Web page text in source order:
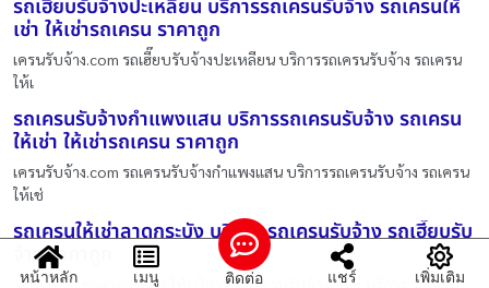
รถเฮี๊ยบรับจ้างปะเหลียน บริการรถเครนรับจ้าง รถเครนให้
เช่า ให้เช่ารถเครน ราคาถูก
เครนรับจ้าง.com รถเฮี๊ยบรับจ้างปะเหลียน บริการรถเครนรับจ้าง รถเครน
ให้เ
รถเครนรับจ้างกำแพงแสน บริการรถเครนรับจ้าง รถเครน
ให้เช่า ให้เช่ารถเครน ราคาถูก
เครนรับจ้าง.com รถเครนรับจ้างกำแพงแสน บริการรถเครนรับจ้าง รถเครน
ให้เช่
รถเครนให้เช่าลาดกระบัง บริการ รถเครนรับจ้าง รถเฮี๊ยบรับ
จ้าง ราคาถูก
รถเครนให้เช่าลาดกระบัง ให้บริการโดย เครนรับจ้าง.com บริการ รถเครน
หน้าหลัก เมนู ติดต่อ แชร์ เพิ่มเติม